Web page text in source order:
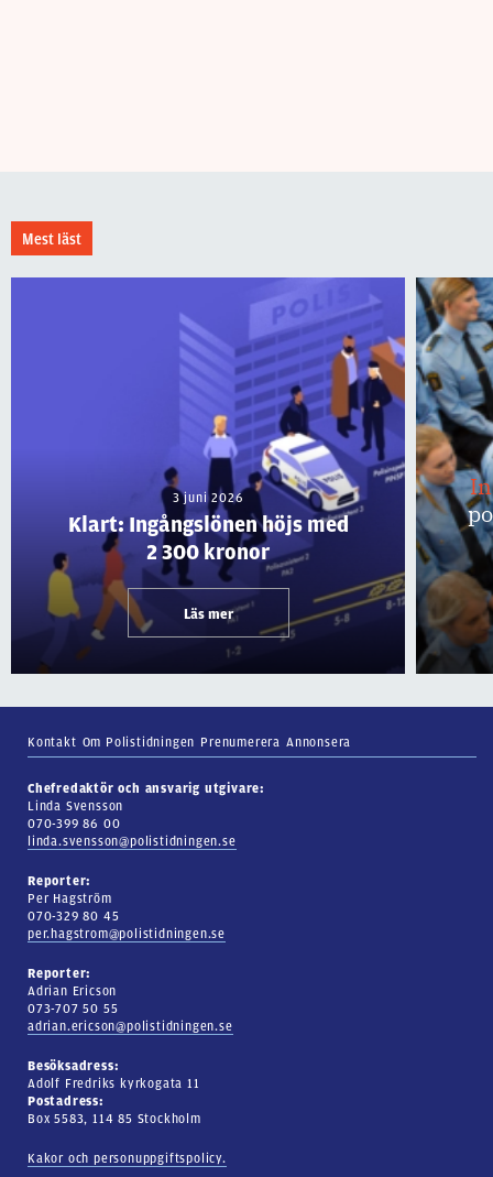
Mest läst
3 juni 2026
Klart: Ingångslönen höjs med
2 300 kronor
Läs mer
Kontakt Om Polistidningen Prenumerera Annonsera
Chefredaktör och ansvarig utgivare:
Linda Svensson
070-399 86 00
linda.svensson@polistidningen.se
Reporter:
Per Hagström
070-329 80 45
per.hagstrom@polistidningen.se
Reporter:
Adrian Ericson
073-707 50 55
adrian.ericson@polistidningen.se
Besöksadress:
Adolf Fredriks kyrkogata 11
Postadress:
Box 5583, 114 85 Stockholm
Kakor och personuppgiftspolicy.